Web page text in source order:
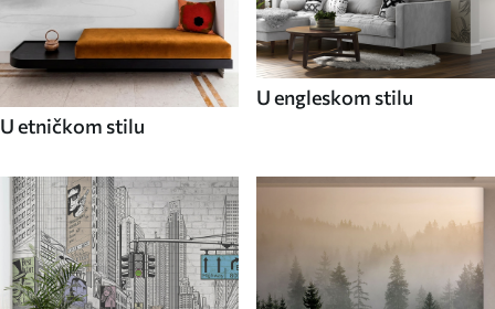
U etničkom stilu
U engleskom stilu